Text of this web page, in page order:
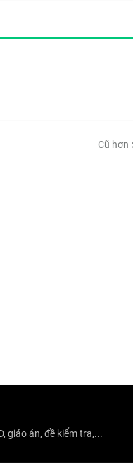
Cũ hơn
giáo án, đề kiểm tra,...